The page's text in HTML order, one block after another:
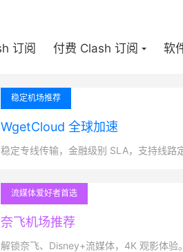
订阅 付费 Clash 订阅 软
稳定机场推荐
WgetCloud 全球加速
稳定专线传输，金融级别 SLA，支持线路
流媒体爱好者首选
奈飞机场推荐
解锁奈飞、Disney+流媒体，4K 观影体验。